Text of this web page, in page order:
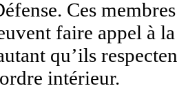
Ces membres
faire appel à la
qu’ils
intérieur.